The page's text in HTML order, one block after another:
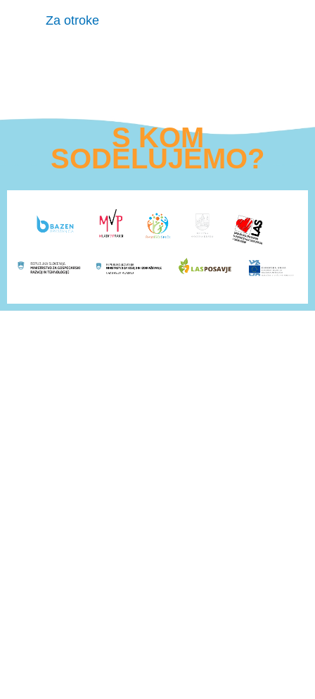
Za otroke
S KOM
SODELUJEMO?